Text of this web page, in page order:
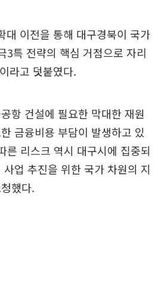
대 이전을 통해 대구경북이 국가
3특 전략의 핵심 거점으로 자리
라고 덧붙였다.
항 건설에 필요한 막대한 재원
금융비용 부담이 발생하고 있
른 리스크 역시 대구시에 집중되
업 추진을 위한 국가 차원의 지
했다.